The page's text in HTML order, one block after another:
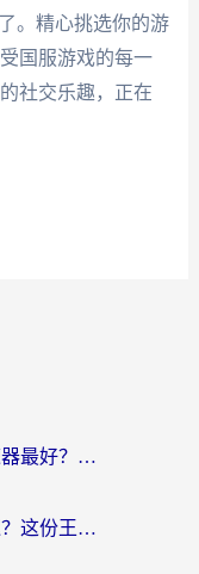
。精心挑选你的游
国服游戏的每一
社交乐趣，正在
国外玩国服龙之谷用什么加速器最好？一份给海外游子的终极指南
海外党玩王牌战士总掉帧延迟？这份王牌战士延迟加速器终极指南救你命